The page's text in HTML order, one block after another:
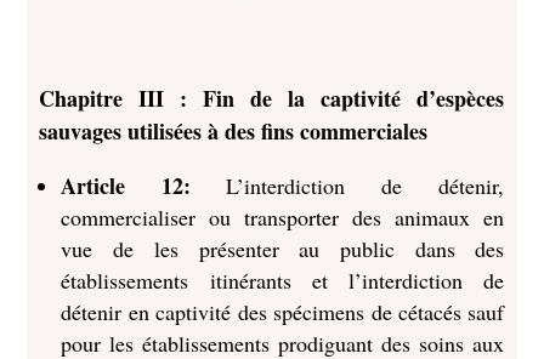
Chapitre III : Fin de la captivité d’espèces
sauvages utilisées à des fins commerciales
Article 12:L’interdiction de détenir,
commercialiser ou transporter des animaux en
vue de les présenter au public dans des
établissements itinérants et l’interdiction de
détenir en captivité des spécimens de cétacés sauf
pour les établissements prodiguant des soins aux